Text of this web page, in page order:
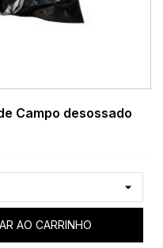
Campo desossado
AO CARRINHO